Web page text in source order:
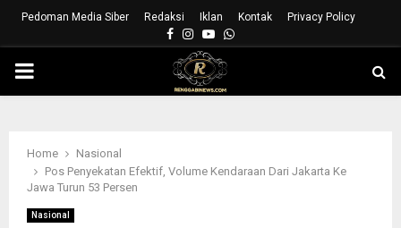
Pedoman Media Siber Redaksi Iklan Kontak Privacy Policy
Facebook
Instagram
YoutubeWhatsapp
PRIMARY
Home
Nasional
Pos Penyekatan Efektif, Volume Kendaraan Dari Jakarta Ke
Jawa Turun 53 Persen
Nasional